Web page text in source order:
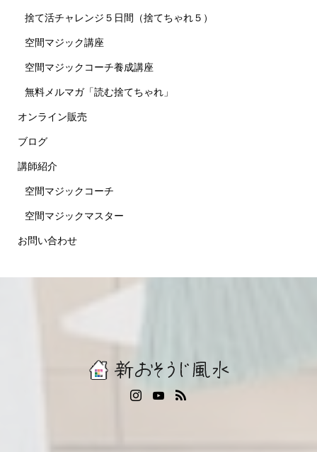
捨て活チャレンジ５日間（捨てちゃれ５）
空間マジック講座
空間マジックコーチ養成講座
無料メルマガ「読む捨てちゃれ」
オンライン販売
ブログ
講師紹介
空間マジックコーチ
空間マジックマスター
お問い合わせ